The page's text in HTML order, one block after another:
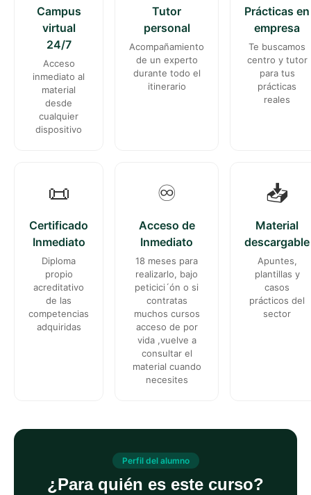
Campus
virtual
24/7
Acceso
inmediato al
material
desde
cualquier
dispositivo
Tutor
personal
Acompañamiento
de un experto
durante todo el
itinerario
Prácticas en
empresa
Te buscamos
centro y tutor
para tus
prácticas
reales
📜
Certificado
Inmediato
Diploma
propio
acreditativo
de las
competencias
adquiridas
♾️
Acceso de
Inmediato
18 meses para
realizarlo, bajo
peticici´ón o si
contratas
muchos cursos
acceso de por
vida ,vuelve a
consultar el
material cuando
necesites
📥
Material
descargable
Apuntes,
plantillas y
casos
prácticos del
sector
Perfil del alumno
¿Para quién es este curso?